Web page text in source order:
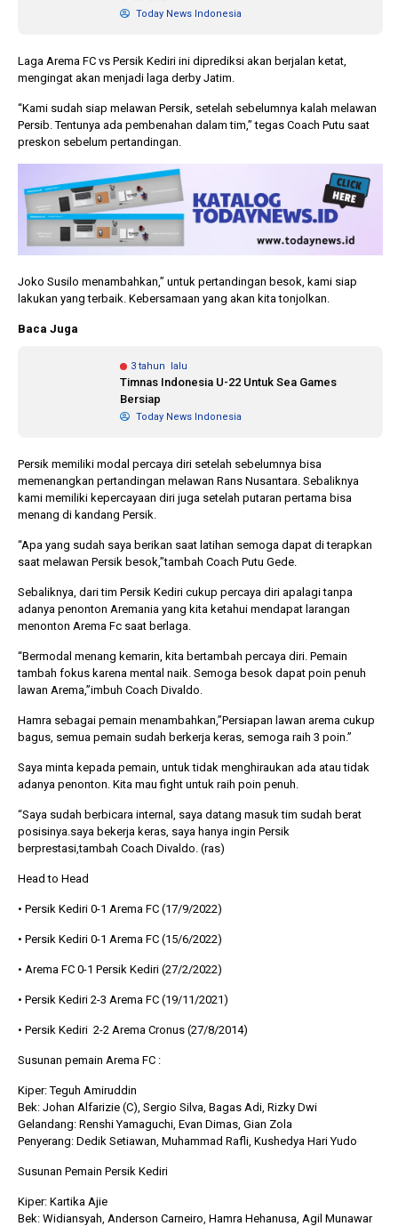
Today News Indonesia
Laga Arema FC vs Persik Kediri ini diprediksi akan berjalan ketat,
mengingat akan menjadi laga derby Jatim.
“Kami sudah siap melawan Persik, setelah sebelumnya kalah melawan
Persib. Tentunya ada pembenahan dalam tim,” tegas Coach Putu saat
preskon sebelum pertandingan.
Joko Susilo menambahkan,” untuk pertandingan besok, kami siap
lakukan yang terbaik. Kebersamaan yang akan kita tonjolkan.
Baca Juga
3 tahun lalu
Timnas Indonesia U-22 Untuk Sea Games
Bersiap
Today News Indonesia
Persik memiliki modal percaya diri setelah sebelumnya bisa
memenangkan pertandingan melawan Rans Nusantara. Sebaliknya
kami memiliki kepercayaan diri juga setelah putaran pertama bisa
menang di kandang Persik.
“Apa yang sudah saya berikan saat latihan semoga dapat di terapkan
saat melawan Persik besok,”tambah Coach Putu Gede.
Sebaliknya, dari tim Persik Kediri cukup percaya diri apalagi tanpa
adanya penonton Aremania yang kita ketahui mendapat larangan
menonton Arema Fc saat berlaga.
“Bermodal menang kemarin, kita bertambah percaya diri. Pemain
tambah fokus karena mental naik. Semoga besok dapat poin penuh
lawan Arema,”imbuh Coach Divaldo.
Hamra sebagai pemain menambahkan,”Persiapan lawan arema cukup
bagus, semua pemain sudah berkerja keras, semoga raih 3 poin.”
Saya minta kepada pemain, untuk tidak menghiraukan ada atau tidak
adanya penonton. Kita mau fight untuk raih poin penuh.
“Saya sudah berbicara internal, saya datang masuk tim sudah berat
posisinya.saya bekerja keras, saya hanya ingin Persik
berprestasi,tambah Coach Divaldo. (ras)
Head to Head
• Persik Kediri 0-1 Arema FC (17/9/2022)
• Persik Kediri 0-1 Arema FC (15/6/2022)
• Arema FC 0-1 Persik Kediri (27/2/2022)
• Persik Kediri 2-3 Arema FC (19/11/2021)
• Persik Kediri 2-2 Arema Cronus (27/8/2014)
Susunan pemain Arema FC :
Kiper: Teguh Amiruddin
Bek: Johan Alfarizie (C), Sergio Silva, Bagas Adi, Rizky Dwi
Gelandang: Renshi Yamaguchi, Evan Dimas, Gian Zola
Penyerang: Dedik Setiawan, Muhammad Rafli, Kushedya Hari Yudo
Susunan Pemain Persik Kediri
Kiper: Kartika Ajie
Bek: Widiansyah, Anderson Carneiro, Hamra Hehanusa, Agil Munawar